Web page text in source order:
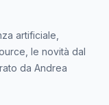
artificiale,
le novità dal
da Andrea